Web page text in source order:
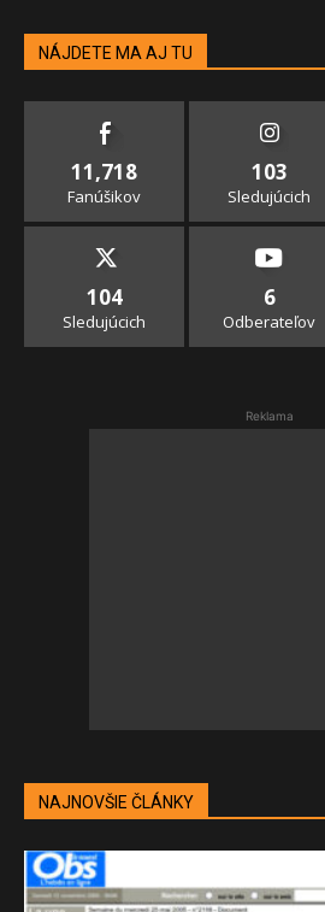
NÁJDETE MA AJ TU
11,718
Fanúšikov
103
Sledujúcich
104
Sledujúcich
6
Odberateľov
Reklama
NAJNOVŠIE ČLÁNKY